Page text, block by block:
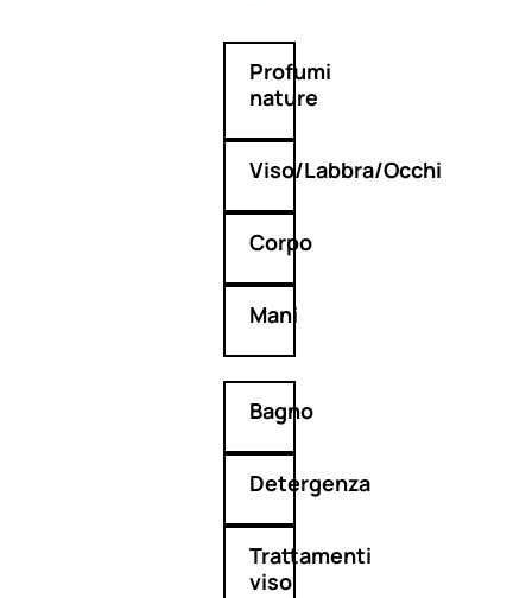
Profumi
nature
Viso/Labbra/Occhi
Corpo
Mani
Bagno
Detergenza
Trattamenti
viso